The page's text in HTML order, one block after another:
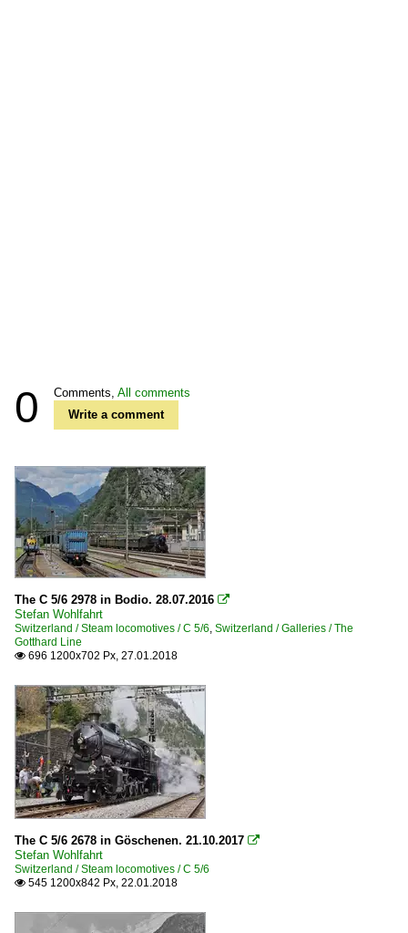
0 Comments, All comments
Write a comment
The C 5/6 2978 in Bodio. 28.07.2016 
Stefan Wohlfahrt
Switzerland / Steam locomotives / C 5/6, Switzerland / Galleries / The
Gotthard Line
 696 1200x702 Px, 27.01.2018
The C 5/6 2678 in Göschenen. 21.10.2017 
Stefan Wohlfahrt
Switzerland / Steam locomotives / C 5/6
 545 1200x842 Px, 22.01.2018